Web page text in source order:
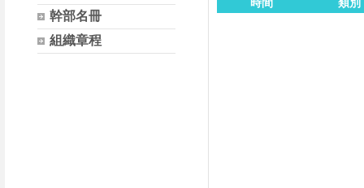
幹部名冊
組織章程